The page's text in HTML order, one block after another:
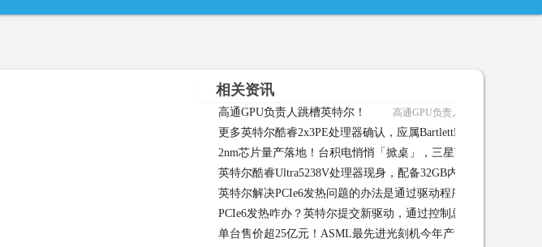
相关资讯
高通GPU负责人跳槽英特尔！ 高通GPU负责人跳槽英特尔！ 01-
更多英特尔酷睿2x3PE处理器确认，应属BartlettLake12P系列
2nm芯片量产落地！台积电悄悄「掀桌」，三星英特尔慌了
英特尔酷睿Ultra5238V处理器现身，配备32GB内存
英特尔解决PCIe6发热问题的办法是通过驱动程序控制总线速度
PCIe6发热咋办？英特尔提交新驱动，通过控制总线速度缓解
单台售价超25亿元！ASML最先进光刻机今年产能被英特尔买完